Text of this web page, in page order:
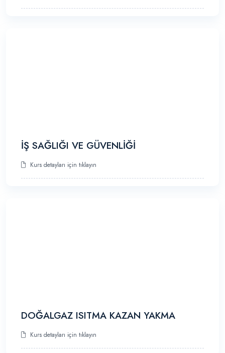
İŞ SAĞLIĞI VE GÜVENLİĞİ
Kurs detayları için tıklayın
DOĞALGAZ ISITMA KAZAN YAKMA
Kurs detayları için tıklayın